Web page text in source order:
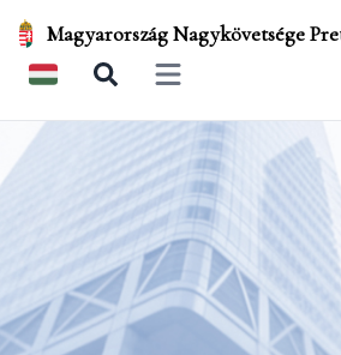
Magyarország Nagykövetsége
Open main menu